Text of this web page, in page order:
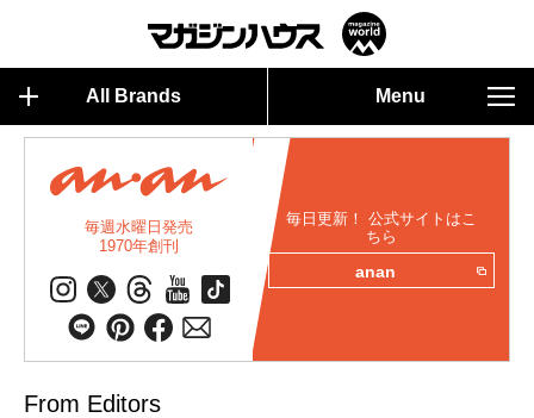
All Brands Menu
毎週水曜日発売
1970年創刊
毎日更新！ 公式サイトはこ
ちら
anan
From Editors